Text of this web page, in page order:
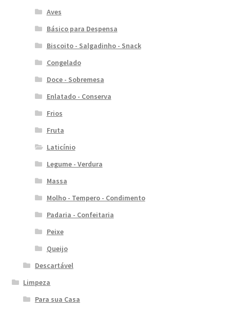
Aves
Básico para Despensa
Biscoito - Salgadinho - Snack
Congelado
Doce - Sobremesa
Enlatado - Conserva
Frios
Fruta
Laticínio
Legume - Verdura
Massa
Molho - Tempero - Condimento
Padaria - Confeitaria
Peixe
Queijo
Descartável
Limpeza
Para sua Casa